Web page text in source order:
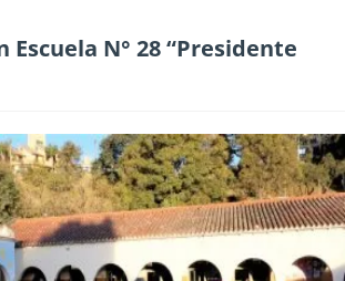
Escuela N° 28 “Presidente